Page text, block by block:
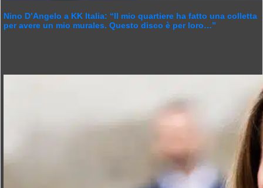
Nino D’Angelo a KK Italia: “Il mio quartiere ha fatto una colletta
per avere un mio murales. Questo disco è per loro…”